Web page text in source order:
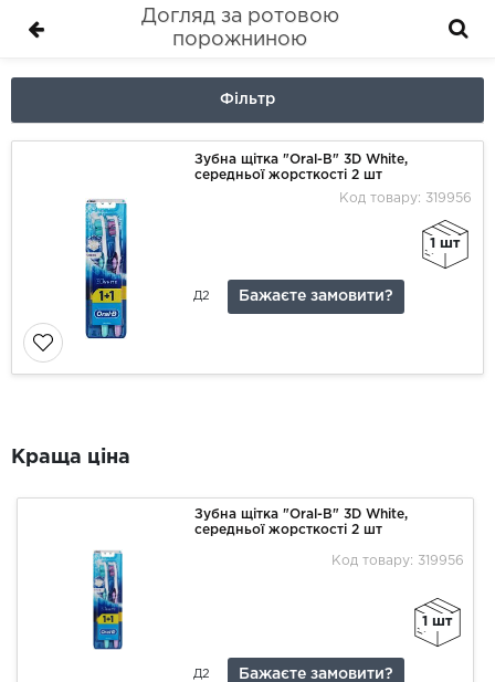
Догляд за ротовою
порожниною
Фільтр
Зубна щітка "Oral-B" 3D White,
середньої жорсткості 2 шт
Код товару: 319956
1 шт
Д2 Бажаєте замовити?
Краща ціна
Зубна щітка "Oral-B" 3D White,
середньої жорсткості 2 шт
Код товару: 319956
1 шт
Д2 Бажаєте замовити?